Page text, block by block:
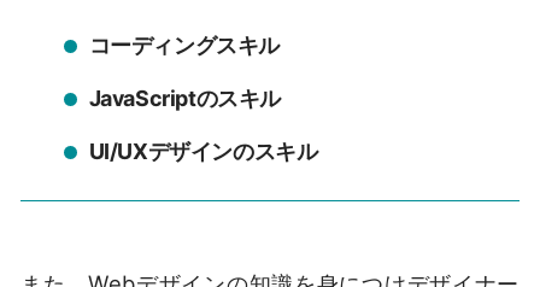
コーディングスキル
JavaScriptのスキル
UI/UXデザインのスキル